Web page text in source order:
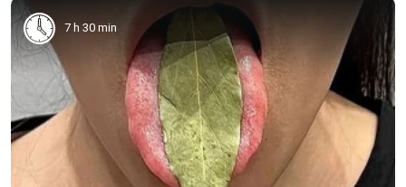
7 h 30 min